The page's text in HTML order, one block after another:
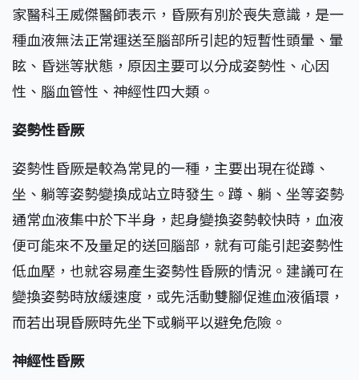
家醫科王威傑醫師表示，昏厥有別於喪失意識，是一
種血液無法正常運送至腦部所引起的短暫性頭暈、暈
眩、昏迷等狀態，原因主要可以分成姿勢性、心因
性、腦血管性、神經性四大類。
姿勢性昏厥
姿勢性昏厥是較為常見的一種，主要出現在從蹲、
坐、躺等姿勢變換成站立時發生。蹲、躺、坐等姿勢
通常血液集中於下半身，起身變換姿勢較快時，血液
便可能來不及量足的送回腦部，就有可能引起姿勢性
低血壓，也就容易產生姿勢性昏厥的情況。建議可在
變換姿勢時放緩速度，或先活動雙腳促進血液循環，
而若出現昏厥時先坐下或躺平以避免危險。
神經性昏厥